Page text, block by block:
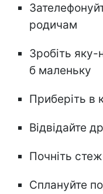
родичам
Зробіть
б маленьку
Приберіть в
Відвідайте
Почніть
Сплануйте